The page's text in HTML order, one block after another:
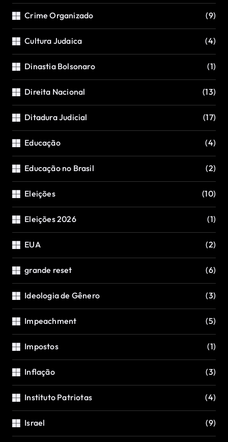
Crime Organizado (9)
Cultura Judaica (4)
Dinastia Bolsonaro (1)
Direita Nacional (13)
Ditadura Judicial (17)
Educação (4)
Educação no Brasil (2)
Eleições (10)
Eleições 2026 (1)
EUA (2)
grande reset (6)
Ideologia de Gênero (3)
Impeachment (5)
Impostos (1)
Inflação (3)
Instituto Patriotas (4)
Israel (9)